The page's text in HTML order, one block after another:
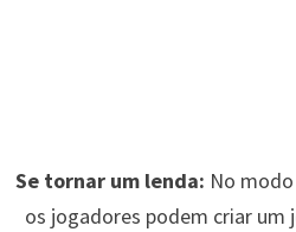
Se tornar um lenda: No
os jogadores podem criar um